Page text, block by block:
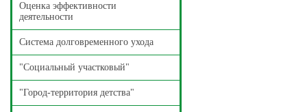
Оценка эффективности
деятельности
Система долговременного ухода
"Социальный участковый"
"Город-территория детства"